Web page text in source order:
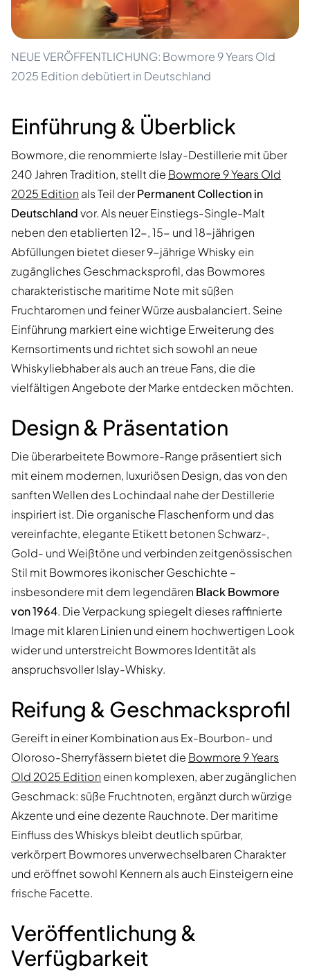
NEUE VERÖFFENTLICHUNG: Bowmore 9 Years Old
2025 Edition debütiert in Deutschland
Einführung & Überblick
Bowmore, die renommierte Islay-Destillerie mit über
240 Jahren Tradition, stellt die Bowmore 9 Years Old
2025 Edition als Teil derPermanent Collection in
Deutschlandvor. Als neuer Einstiegs-Single-Malt
neben den etablierten 12-, 15- und 18-jährigen
Abfüllungen bietet dieser 9-jährige Whisky ein
zugängliches Geschmacksprofil, das Bowmores
charakteristische maritime Note mit süßen
Fruchtaromen und feiner Würze ausbalanciert. Seine
Einführung markiert eine wichtige Erweiterung des
Kernsortiments und richtet sich sowohl an neue
Whiskyliebhaber als auch an treue Fans, die die
vielfältigen Angebote der Marke entdecken möchten.
Design & Präsentation
Die überarbeitete Bowmore-Range präsentiert sich
mit einem modernen, luxuriösen Design, das von den
sanften Wellen des Lochindaal nahe der Destillerie
inspiriert ist. Die organische Flaschenform und das
vereinfachte, elegante Etikett betonen Schwarz-,
Gold- und Weißtöne und verbinden zeitgenössischen
Stil mit Bowmores ikonischer Geschichte –
insbesondere mit dem legendären Black Bowmore
von 1964. Die Verpackung spiegelt dieses raffinierte
Image mit klaren Linien und einem hochwertigen Look
wider und unterstreicht Bowmores Identität als
anspruchsvoller Islay-Whisky.
Reifung & Geschmacksprofil
Gereift in einer Kombination aus Ex-Bourbon- und
Oloroso-Sherryfässern bietet die Bowmore 9 Years
Old 2025 Edition einen komplexen, aber zugänglichen
Geschmack: süße Fruchtnoten, ergänzt durch würzige
Akzente und eine dezente Rauchnote. Der maritime
Einfluss des Whiskys bleibt deutlich spürbar,
verkörpert Bowmores unverwechselbaren Charakter
und eröffnet sowohl Kennern als auch Einsteigern eine
frische Facette.
Veröffentlichung &
Verfügbarkeit